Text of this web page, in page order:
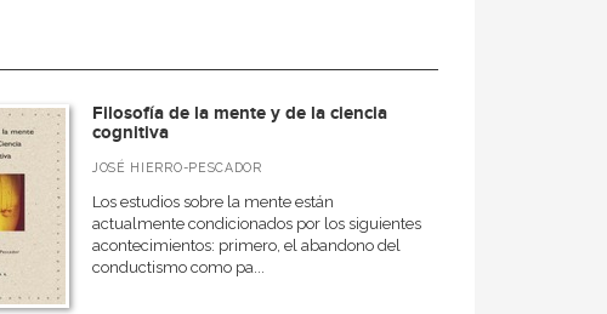
Filosofía de la mente y de la ciencia
cognitiva
JOSÉ HIERRO-PESCADOR
Los estudios sobre la mente están
actualmente condicionados por los siguientes
acontecimientos: primero, el abandono del
conductismo como pa...